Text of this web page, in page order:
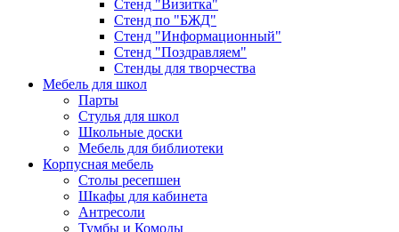
Стенд "Визитка"
Стенд по "БЖД"
Стенд "Информационный"
Стенд "Поздравляем"
Стенды для творчества
Мебель для школ
Парты
Стулья для школ
Школьные доски
Мебель для библиотеки
Корпусная мебель
Столы ресепшен
Шкафы для кабинета
Антресоли
Тумбы и Комоды